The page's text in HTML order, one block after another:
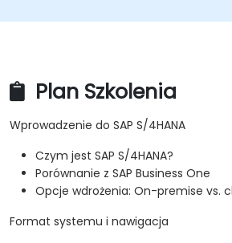
Plan Szkolenia
Wprowadzenie do SAP S/4HANA
Czym jest SAP S/4HANA?
Porównanie z SAP Business One
Opcje wdrożenia: On-premise vs.
Format systemu i nawigacja